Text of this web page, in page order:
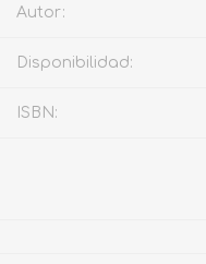
Autor:
Disponibilidad:
ISBN: